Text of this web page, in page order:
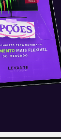
Bitcoin
precisa
Saiba mais
funciona,